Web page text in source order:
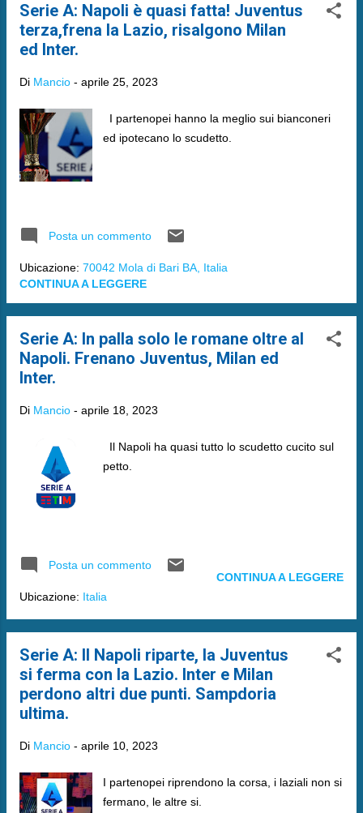
Serie A: Napoli è quasi fatta! Juventus
terza,frena la Lazio, risalgono Milan
ed Inter.
Di Mancio - aprile 25, 2023
I partenopei hanno la meglio sui bianconeri
ed ipotecano lo scudetto.
Posta un commento
Ubicazione: 70042 Mola di Bari BA, Italia
CONTINUA A LEGGERE
Serie A: In palla solo le romane oltre al
Napoli. Frenano Juventus, Milan ed
Inter.
Di Mancio - aprile 18, 2023
Il Napoli ha quasi tutto lo scudetto cucito sul
petto.
Posta un commento
Ubicazione: Italia
CONTINUA A LEGGERE
Serie A: Il Napoli riparte, la Juventus
si ferma con la Lazio. Inter e Milan
perdono altri due punti. Sampdoria
ultima.
Di Mancio - aprile 10, 2023
I partenopei riprendono la corsa, i laziali non si
fermano, le altre si.